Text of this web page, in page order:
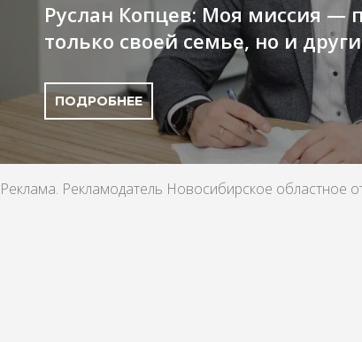
Руслан Копцев: Моя миссия —
только своей семье, но и
ПОДРОБНЕЕ
Реклама. Рекламодатель Новосибирское